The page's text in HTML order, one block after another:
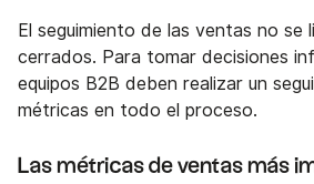
El seguimiento de las ventas no se
cerrados. Para tomar decisiones
equipos B2B deben realizar un
métricas en todo el proceso.
Las métricas de ventas más